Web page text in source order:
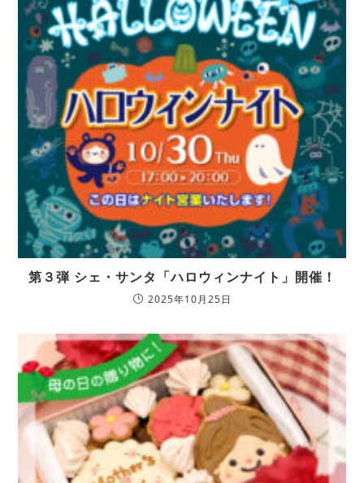
第３弾 シェ・サンタ「ハロウィンナイト」開催！
2025年10月25日